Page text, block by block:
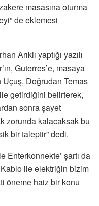
masasına oturma
de eklemesi
Arıklı yaptığı yazılı
Guterres’e, masaya
Uçuş, Doğrudan Temas
getirdiğini belirterek,
sonra şayet
zorunda kalacaksak bu
bir taleptir” dedi.
Enterkonnekte’ şartı da
ile elektriğin bizim
öneme haiz bir konu